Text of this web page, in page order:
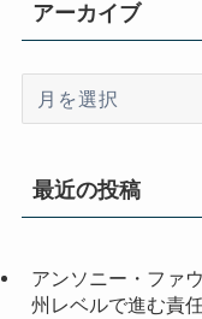
アーカイブ
イ
最近の投稿
アンソニー・ファ
州レベルで進む責